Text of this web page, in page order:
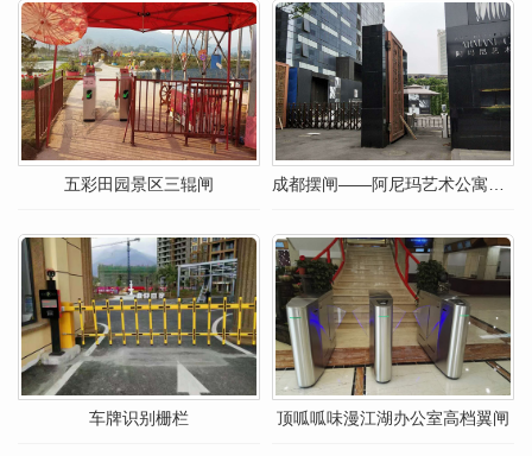
五彩田园景区三辊闸
车牌识别栅栏 顶呱呱味漫江湖办公室高档翼闸